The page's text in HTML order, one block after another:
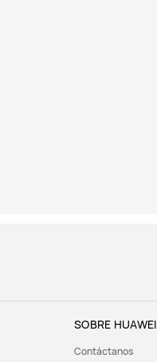
SOBRE HUAWEI
Contáctanos